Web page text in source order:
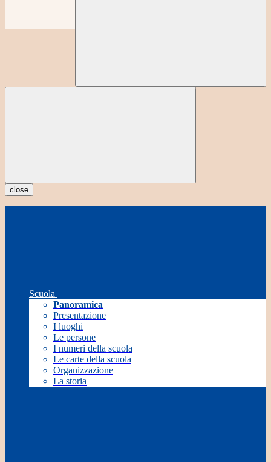
close
Scuola
Panoramica
Presentazione
I luoghi
Le persone
I numeri della scuola
Le carte della scuola
Organizzazione
La storia